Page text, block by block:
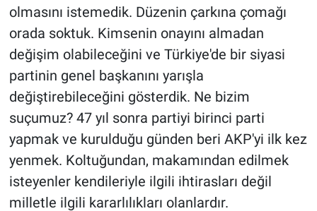
olmasını istemedik. Düzenin çarkına çomağı
orada soktuk. Kimsenin onayını almadan
değişim olabileceğini ve Türkiye'de bir siyasi
partinin genel başkanını yarışla
değiştirebileceğini gösterdik. Ne bizim
suçumuz? 47 yıl sonra partiyi birinci parti
yapmak ve kurulduğu günden beri AKP'yi ilk kez
yenmek. Koltuğundan, makamından edilmek
isteyenler kendileriyle ilgili ihtirasları değil
milletle ilgili kararlılıkları olanlardır.